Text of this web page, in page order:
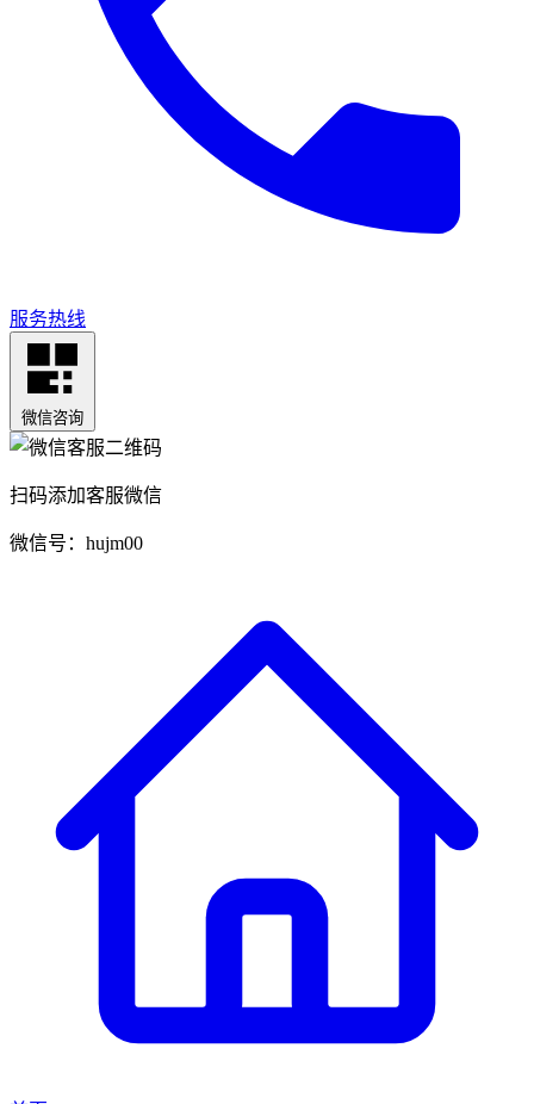
服务热线
微信咨询
扫码添加客服微信
微信号：hujm00